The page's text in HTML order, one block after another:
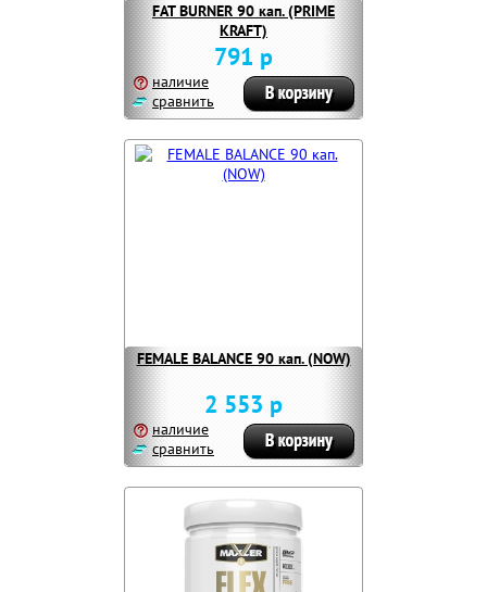
FAT BURNER 90 кап. (PRIME
KRAFT)
791 р
наличие
сравнить
FEMALE BALANCE 90 кап. (NOW)
2 553 р
наличие
сравнить